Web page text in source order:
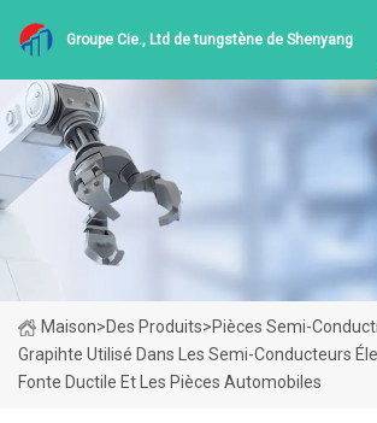
Groupe Cie., Ltd de tungstène de Shenyang
Maison>Des Produits>Pièces Semi-
Grapihte Utilisé Dans Les Semi-Conducteurs
Fonte Ductile Et Les Pièces Automobiles